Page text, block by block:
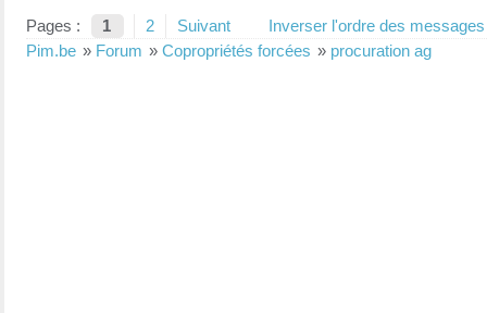
Pages : 1 2 Suivant
Inverser l'ordre des messages
Pim.be » Forum » Copropriétés forcées » procuration ag